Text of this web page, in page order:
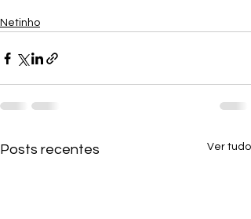
Netinho
Posts recentes Ver tudo